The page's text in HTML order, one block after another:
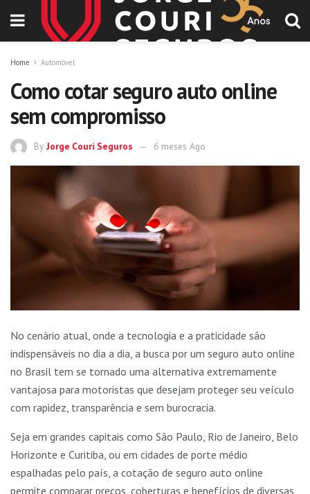
Home Automóvel
Como cotar seguro auto online
sem compromisso
By Jorge Couri Seguros 6 meses Ago
No cenário atual, onde a tecnologia e a praticidade são
indispensáveis no dia a dia, a busca por um seguro auto online
no Brasil tem se tornado uma alternativa extremamente
vantajosa para motoristas que desejam proteger seu veículo
com rapidez, transparência e sem burocracia.
Seja em grandes capitais como São Paulo, Rio de Janeiro, Belo
Horizonte e Curitiba, ou em cidades de porte médio
espalhadas pelo país, a cotação de seguro auto online
permite comparar preços, coberturas e benefícios de diversas